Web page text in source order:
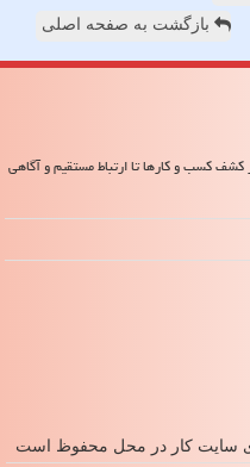
بازگشت به صفحه اصلی
کسب و کارها تا ارتباط مستقیم و آگاهی